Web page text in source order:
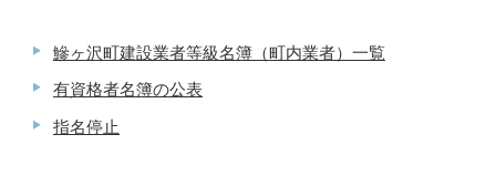
鰺ヶ沢町建設業者等級名簿（町内業者）一覧
有資格者名簿の公表
指名停止